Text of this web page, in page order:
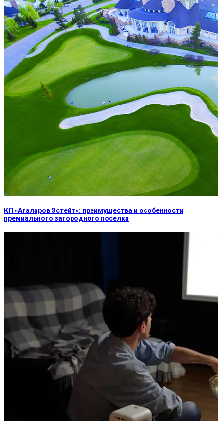
КП «Агаларов Эстейт»: преимущества и особенности
премиального загородного поселка